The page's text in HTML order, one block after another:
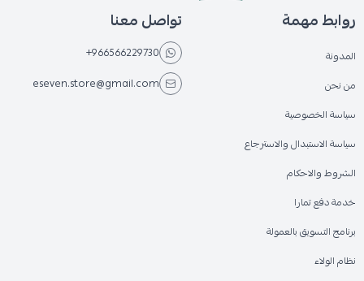
روابط مهمة
المدونة
من نحن
سياسة الخصوصية
سياسة الاستبدال والاسترجاع
الشروط والاحكام
خدمة دفع تمارا
برنامج التسويق بالعمولة
نظام الولاء
تواصل معنا
+966566229730
eseven.store@gmail.com